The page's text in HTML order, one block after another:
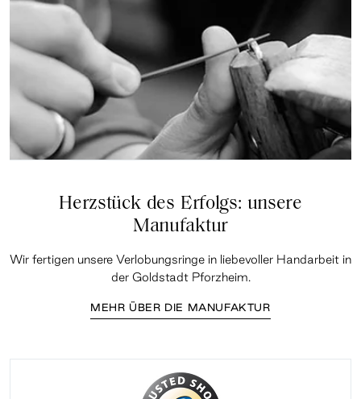
Herzstück des Erfolgs: unsere
Manufaktur
Wir fertigen unsere Verlobungsringe in liebevoller Handarbeit in
der Goldstadt Pforzheim.
MEHR ÜBER DIE MANUFAKTUR